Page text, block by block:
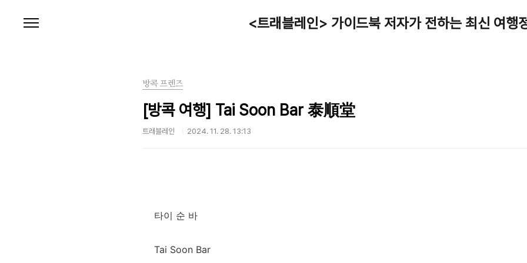
<트래블레인> 가이드북 저자가 전하는 최신 여행
방콕 프렌즈
[방콕 여행] Tai Soon Bar 泰順堂
트래블레인 2024. 11. 28. 13:13
타이 순 바
Tai Soon Bar